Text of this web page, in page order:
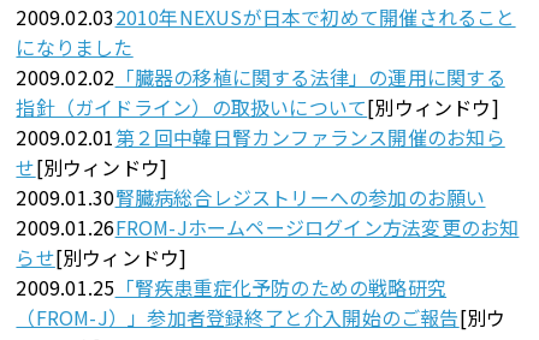
2009.02.032010年NEXUSが日本で初めて開催されること
になりました
2009.02.02 「臓器の移植に関する法律」の運用に関する
指針（ガイドライン）の取扱いについて[別ウィンドウ]
2009.02.01第２回中韓日腎カンファランス開催のお知ら
せ[別ウィンドウ]
2009.01.30腎臓病総合レジストリーへの参加のお願い
2009.01.26FROM-Jホームページログイン方法変更のお知
らせ[別ウィンドウ]
2009.01.25 「腎疾患重症化予防のための戦略研究
（FROM-J）」参加者登録終了と介入開始のご報告[別ウ